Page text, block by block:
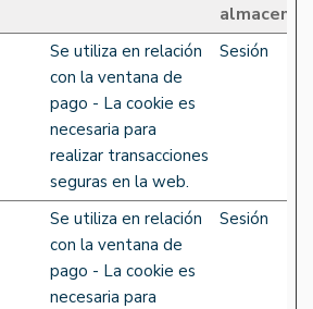
Se utiliza en relación
con la ventana de
pago - La cookie es
necesaria para
realizar transacciones
seguras en la web.
Sesión
Se utiliza en relación
con la ventana de
pago - La cookie es
necesaria para
Sesión